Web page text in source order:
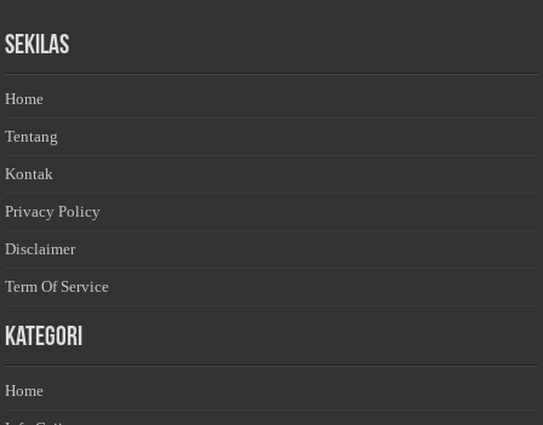
Sekilas
Home
Tentang
Kontak
Privacy Policy
Disclaimer
Term Of Service
Kategori
Home